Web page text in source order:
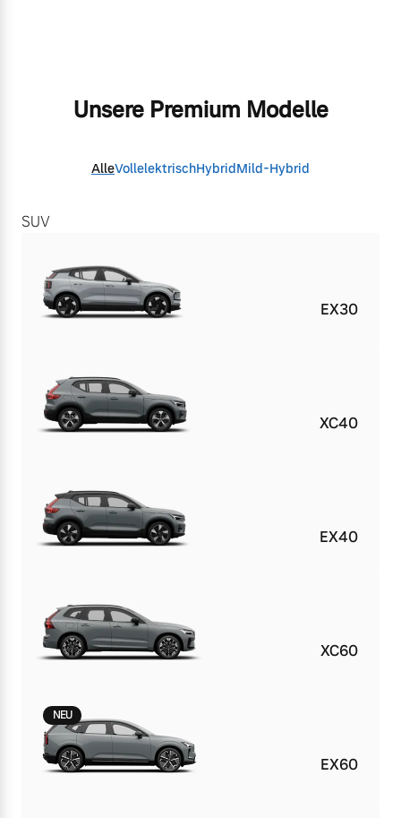
Unsere Premium Modelle
AlleVollelektrischHybridMild-Hybrid
SUV
EX30
XC40
EX40
XC60
NEU
EX60